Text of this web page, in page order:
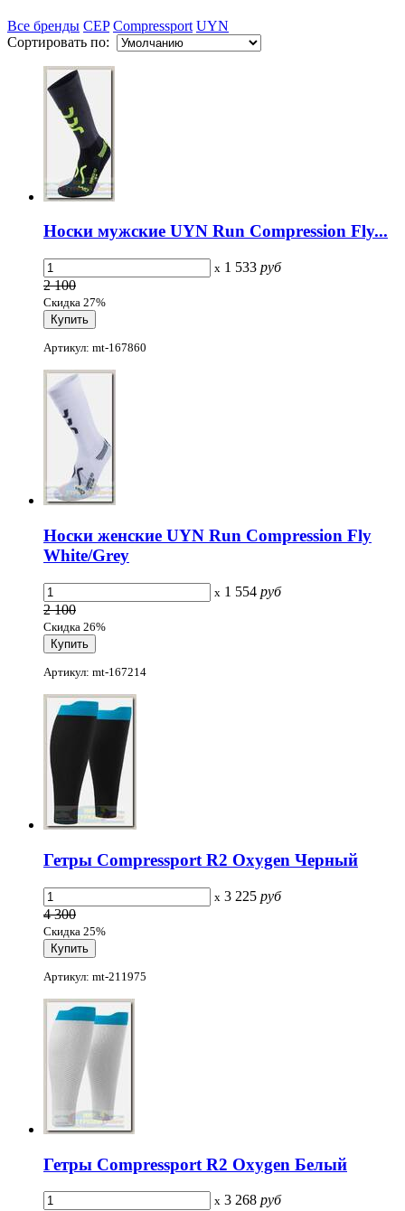
Все бренды CEP Compressport UYN
Сортировать по:
Носки мужские UYN Run Compression Fly...
x 1 533 руб
2 100
Скидка 27%
Артикул: mt-167860
Носки женские UYN Run Compression Fly
White/Grey
x 1 554 руб
2 100
Скидка 26%
Артикул: mt-167214
Гетры Compressport R2 Oxygen Черный
x 3 225 руб
4 300
Скидка 25%
Артикул: mt-211975
Гетры Compressport R2 Oxygen Белый
x 3 268 руб